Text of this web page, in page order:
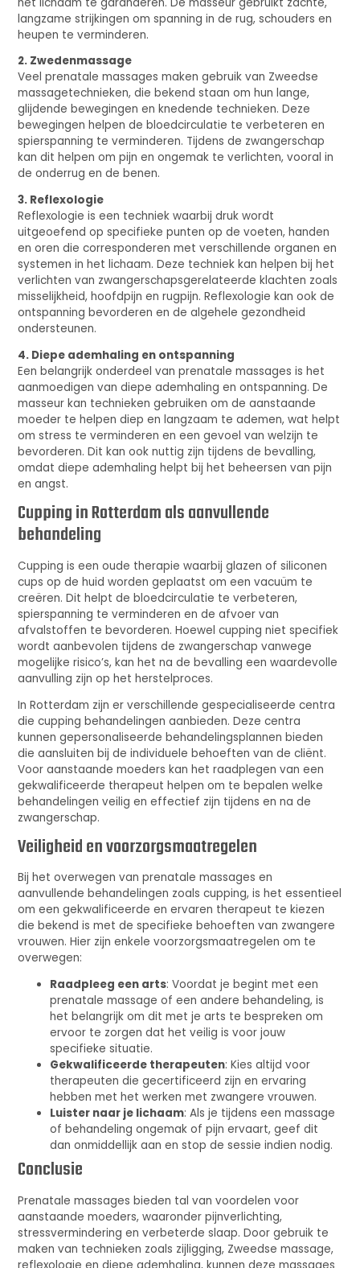
langzame strijkingen om spanning in de rug, schouders en
heupen te verminderen.
2. Zwedenmassage
Veel prenatale massages maken gebruik van Zweedse
massagetechnieken, die bekend staan om hun lange,
glijdende bewegingen en knedende technieken. Deze
bewegingen helpen de bloedcirculatie te verbeteren en
spierspanning te verminderen. Tijdens de zwangerschap
kan dit helpen om pijn en ongemak te verlichten, vooral in
de onderrug en de benen.
3. Reflexologie
Reflexologie is een techniek waarbij druk wordt
uitgeoefend op specifieke punten op de voeten, handen
en oren die corresponderen met verschillende organen en
systemen in het lichaam. Deze techniek kan helpen bij het
verlichten van zwangerschapsgerelateerde klachten zoals
misselijkheid, hoofdpijn en rugpijn. Reflexologie kan ook de
ontspanning bevorderen en de algehele gezondheid
ondersteunen.
4. Diepe ademhaling en ontspanning
Een belangrijk onderdeel van prenatale massages is het
aanmoedigen van diepe ademhaling en ontspanning. De
masseur kan technieken gebruiken om de aanstaande
moeder te helpen diep en langzaam te ademen, wat helpt
om stress te verminderen en een gevoel van welzijn te
bevorderen. Dit kan ook nuttig zijn tijdens de bevalling,
omdat diepe ademhaling helpt bij het beheersen van pijn
en angst.
Cupping in Rotterdam als aanvullende
behandeling
Cupping is een oude therapie waarbij glazen of siliconen
cups op de huid worden geplaatst om een vacuüm te
creëren. Dit helpt de bloedcirculatie te verbeteren,
spierspanning te verminderen en de afvoer van
afvalstoffen te bevorderen. Hoewel cupping niet specifiek
wordt aanbevolen tijdens de zwangerschap vanwege
mogelijke risico’s, kan het na de bevalling een waardevolle
aanvulling zijn op het herstelproces.
In Rotterdam zijn er verschillende gespecialiseerde centra
die cupping behandelingen aanbieden. Deze centra
kunnen gepersonaliseerde behandelingsplannen bieden
die aansluiten bij de individuele behoeften van de cliënt.
Voor aanstaande moeders kan het raadplegen van een
gekwalificeerde therapeut helpen om te bepalen welke
behandelingen veilig en effectief zijn tijdens en na de
zwangerschap.
Veiligheid en voorzorgsmaatregelen
Bij het overwegen van prenatale massages en
aanvullende behandelingen zoals cupping, is het essentieel
om een gekwalificeerde en ervaren therapeut te kiezen
die bekend is met de specifieke behoeften van zwangere
vrouwen. Hier zijn enkele voorzorgsmaatregelen om te
overwegen:
Raadpleeg een arts: Voordat je begint met een
prenatale massage of een andere behandeling, is
het belangrijk om dit met je arts te bespreken om
ervoor te zorgen dat het veilig is voor jouw
specifieke situatie.
Gekwalificeerde therapeuten: Kies altijd voor
therapeuten die gecertificeerd zijn en ervaring
hebben met het werken met zwangere vrouwen.
Luister naar je lichaam: Als je tijdens een massage
of behandeling ongemak of pijn ervaart, geef dit
dan onmiddellijk aan en stop de sessie indien nodig.
Conclusie
Prenatale massages bieden tal van voordelen voor
aanstaande moeders, waaronder pijnverlichting,
stressvermindering en verbeterde slaap. Door gebruik te
maken van technieken zoals zijligging, Zweedse massage,
reflexologie en diepe ademhaling, kunnen deze massages